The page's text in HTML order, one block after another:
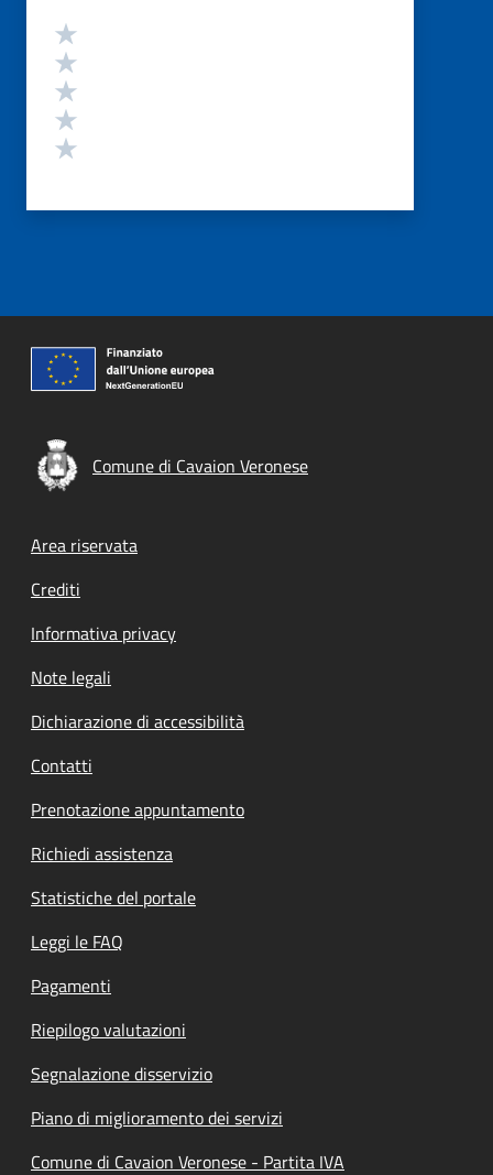
Valutazione
Comune di Cavaion Veronese
Footer menu
Area riservata
Crediti
Informativa privacy
Note legali
Dichiarazione di accessibilità
Contatti
Prenotazione appuntamento
Richiedi assistenza
Statistiche del portale
Leggi le FAQ
Pagamenti
Riepilogo valutazioni
Segnalazione disservizio
Piano di miglioramento dei servizi
Comune di Cavaion Veronese - Partita IVA